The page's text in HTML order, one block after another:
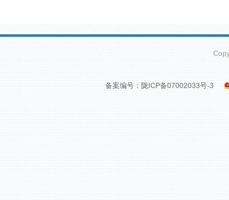
备案编号：陇ICP备07002033号-3